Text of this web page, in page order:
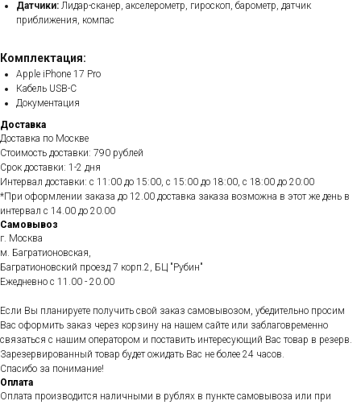
Датчики: Лидар-сканер, акселерометр, гироскоп, барометр, датчик
приближения, компас
Комплектация:
Apple iPhone 17 Pro
Кабель USB-C
Документация
Доставка
Доставка по Москве
Стоимость доставки: 790 рублей
Срок доставки: 1-2 дня
Интервал доставки: с 11:00 до 15:00, с 15:00 до 18:00, с 18:00 до 20:00
*При оформлении заказа до 12.00 доставка заказа возможна в этот же день в
интервал с 14.00 до 20.00
Самовывоз
г. Москва
м. Багратионовская,
Багратионовский проезд 7 корп.2, БЦ "Рубин"
Ежедневно c 11.00 - 20.00
Если Вы планируете получить свой заказ самовывозом, убедительно просим
Вас оформить заказ через корзину на нашем сайте или заблаговременно
связаться с нашим оператором и поставить интересующий Вас товар в резерв.
Зарезервированный товар будет ожидать Вас не более 24 часов.
Спасибо за понимание!
Оплата
Оплата производится наличными в рублях в пункте самовывоза или при